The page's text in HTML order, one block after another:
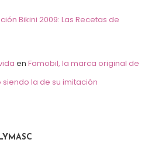
Bikini 2009: Las Recetas de
en Famobil, la marca original de
la de su imitación